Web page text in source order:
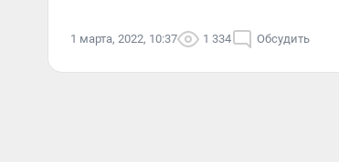
1 марта, 2022, 10:37 1 334 Обсудить